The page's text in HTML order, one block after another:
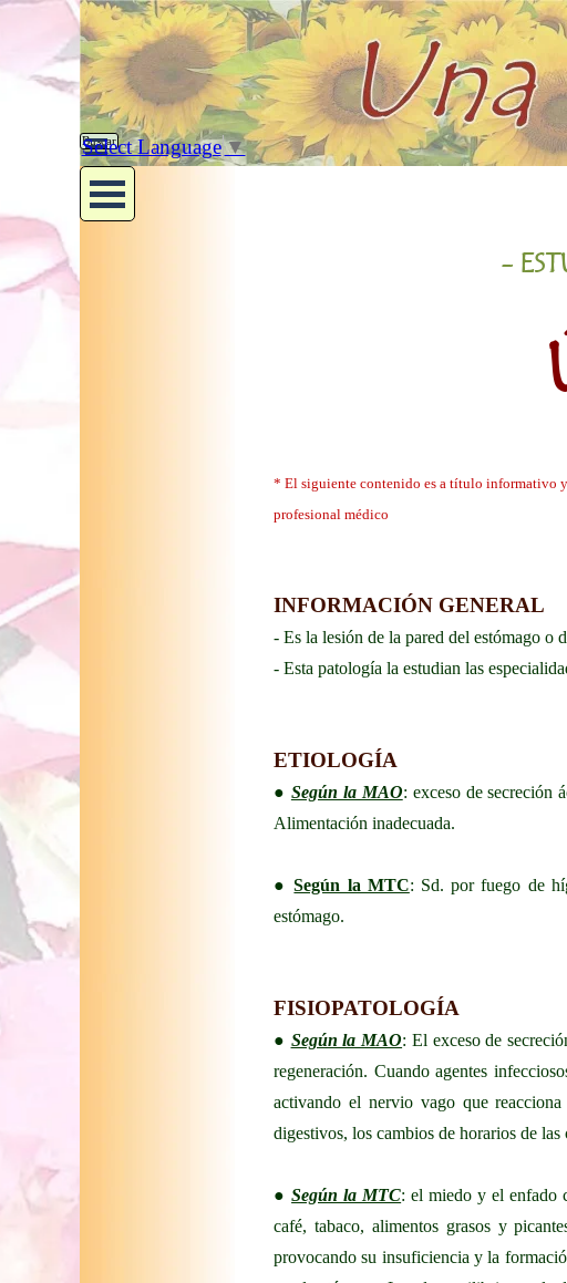
Vaya al Contenido
Saltar menú
Select Language▼
Buscar
-
* El siguiente contenido es a título informativo y
profesional médico
INFORMACIÓN GENERAL
- Es la lesión de la pared del estómago o
- Esta patología la estudian las
ETIOLOGÍA
● Según la MAO: exceso de secreción
Alimentación inadecuada.
●Según la MTC: Sd. por fuego de
estómago.
FISIOPATOLOGÍA
● Según la MAO: El exceso de
regeneración. Cuando agentes
activando el nervio vago que
digestivos, los cambios de horarios de
●Según la MTC: el miedo y el enfado
café, tabaco, alimentos grasos y
provocando su insuficiencia y la